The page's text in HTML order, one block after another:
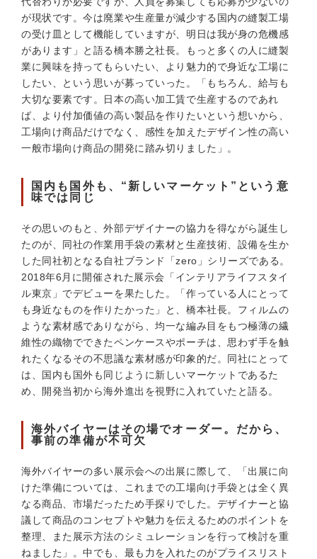
が現状です。今は廃業や生産量が減少する国内の縫製工場
の受け皿として機能していますが、明日は我が身の危機感
があります」と語る橋本勝之社長。もっと多くの人に縫製
業に興味を持ってもらいたい、より魅力的で身近な工場に
したい、という思いが募っていった。「もちろん、給与も
大切な要素です。日本の高い加工賃で生産するのであれ
ば、より付加価値の高い製品を作りたいという想いから、
工場向け商品だけでなく、感性を加えたデザイン性の高い
一般市場向け商品の開発に踏み切りました」。
国内も国外も、“新しいマーケット”という意
味では同じ
その思いのもと、外部デザイナーの協力を得ながら誕生し
たのが、同社の作業用手袋の素材と生産技術、設備を生か
した同社初となる自社ブランド「zero」シリーズである。
2018年6月に開催された展示会「インテリアライフスタイ
ル東京」でデビューを果たした。「作っている人にとって
も身近なものを作りたかった」と、橋本社長。フィルムの
ような素材感でありながら、均一な編み目をもつ極薄の繊
維性の織物でできたペンケースやポーチは、思わず手を触
れたくなるその不思議な素材感が印象的だ。同社にとって
は、国内も国外も同じように新しいマーケットであるた
め、開発当初から海外進出を視野に入れていたと語る。
海外バイヤーはその場でオーダー。だから、
事前の準備が不可欠
海外バイヤーの多い展示会への出展に際して、「出展に向
けた準備については、これまでの工場向け手袋とは全く異
なる商品、市場だったため手探りでした。デザイナーと協
議して商品のコンセプトや魅力を伝えるためのポイントを
整理、また展示方法のシミュレーションを行って検討を重
ねました」。中でも、最も力を入れたのがプライスリスト